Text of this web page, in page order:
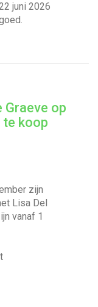
juni 2026
Graeve op
koop
zijn
Lisa Del
vanaf 1